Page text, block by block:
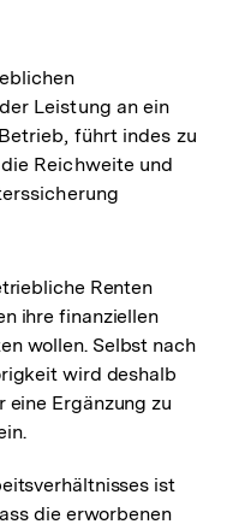
Leistung an ein
führt indes zu
Reichweite und
Renten
ihre finanziellen
wollen. Selbst nach
wird deshalb
Ergänzung zu
ist
die erworbenen